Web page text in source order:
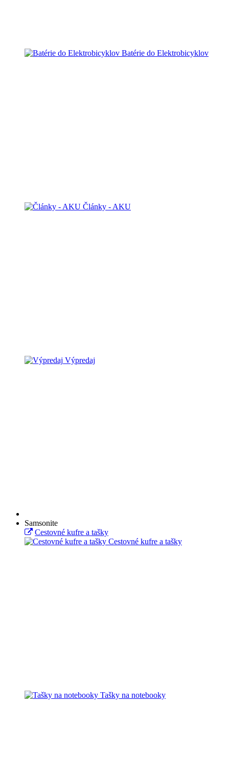
Batérie do Elektrobicyklov
Články - AKU
Výpredaj
Samsonite
Cestovné kufre a tašky
Cestovné kufre a tašky
Tašky na notebooky